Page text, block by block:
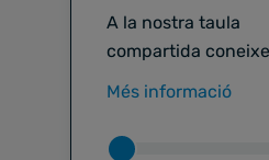
A la nostra taula
compartida
i els creients en
Més informació